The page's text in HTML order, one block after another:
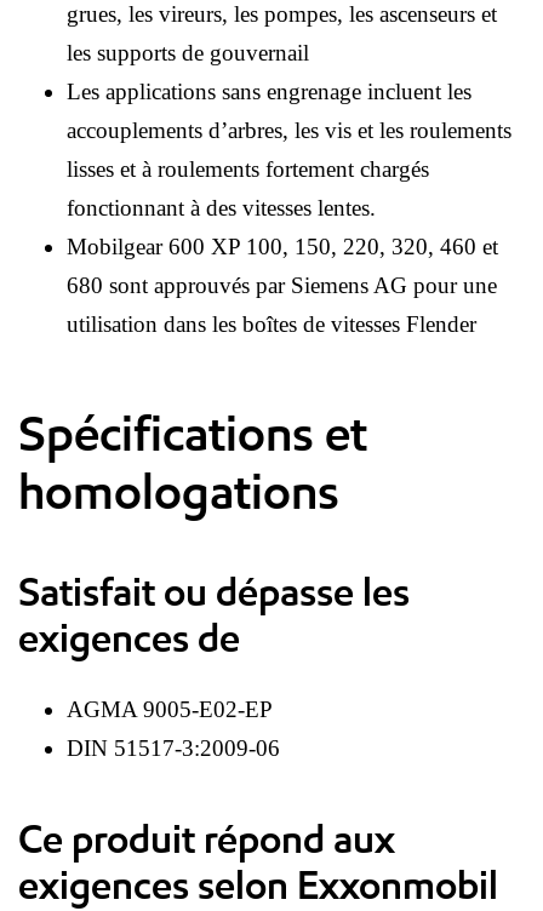
grues, les vireurs, les pompes, les ascenseurs et
les supports de gouvernail
Les applications sans engrenage incluent les
accouplements d’arbres, les vis et les roulements
lisses et à roulements fortement chargés
fonctionnant à des vitesses lentes.
Mobilgear 600 XP 100, 150, 220, 320, 460 et
680 sont approuvés par Siemens AG pour une
utilisation dans les boîtes de vitesses Flender
Spécifications et
homologations
Satisfait ou dépasse les
exigences de
AGMA 9005-E02-EP
DIN 51517-3:2009-06
Ce produit répond aux
exigences selon Exxonmobil